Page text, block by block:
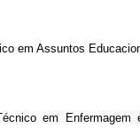
em Assuntos
em Enfermagem